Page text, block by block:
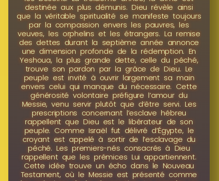
destinée aux plus démunis. Dieu révèle ainsi
que la véritable spiritualité se manifeste toujours
par la compassion envers les pauvres, les
veuves, les orphelins et les étrangers. La remise
des dettes durant la septième année annonce
une dimension profonde de la rédemption. En
Yeshoua, la plus grande dette, celle du péché,
trouve son pardon par la grâce de Dieu. Le
peuple est invité à ouvrir largement sa main
envers celui qui manque du nécessaire. Cette
générosité volontaire préfigure l’amour du
Messie, venu servir plutôt que d’être servi. Les
prescriptions concernant l’esclave hébreu
rappellent que Dieu est le libérateur de son
peuple. Comme Israël fut délivré d’Égypte, le
croyant est appelé à sortir de l’esclavage du
péché. Les premiers-nés consacrés à Dieu
rappellent que les prémices Lui appartiennent.
Cette idée trouve un écho dans le Nouveau
Testament, où le Messie est présenté comme